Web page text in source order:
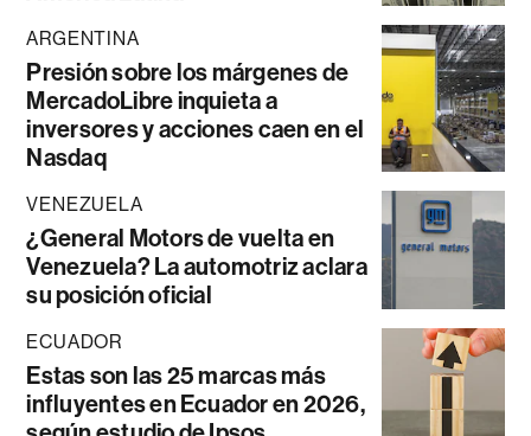
ARGENTINA
Presión sobre los márgenes de
MercadoLibre inquieta a
inversores y acciones caen en el
Nasdaq
VENEZUELA
¿General Motors de vuelta en
Venezuela? La automotriz aclara
su posición oficial
ECUADOR
Estas son las 25 marcas más
influyentes en Ecuador en 2026,